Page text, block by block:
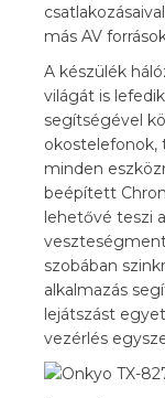
más AV
A készülék
világát is
segítségével
okostelefonok,
minden
beépített
lehetővé teszi
szobában
alkalmazás
lejátszást
vezérlés